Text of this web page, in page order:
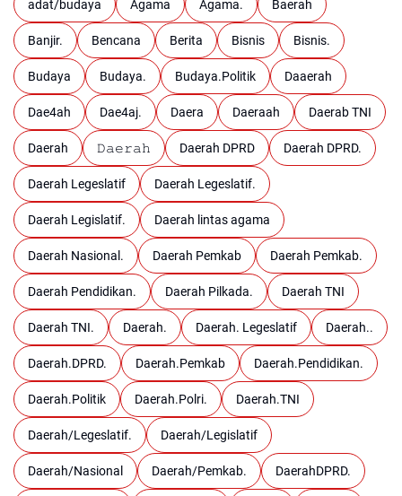
adat/budaya Agama Agama. Baerah
Banjir. Bencana Berita Bisnis Bisnis.
Budaya Budaya. Budaya.Politik Daaerah
Dae4ah Dae4aj. Daera Daeraah Daerab TNI
Daerah 𝙳𝚊𝚎𝚛𝚊𝚑 Daerah DPRD Daerah DPRD.
Daerah Legeslatif Daerah Legeslatif.
Daerah Legislatif. Daerah lintas agama
Daerah Nasional. Daerah Pemkab Daerah Pemkab.
Daerah Pendidikan. Daerah Pilkada. Daerah TNI
Daerah TNI. Daerah. Daerah. Legeslatif Daerah..
Daerah.DPRD. Daerah.Pemkab Daerah.Pendidikan.
Daerah.Politik Daerah.Polri. Daerah.TNI
Daerah/Legeslatif. Daerah/Legislatif
Daerah/Nasional Daerah/Pemkab. DaerahDPRD.